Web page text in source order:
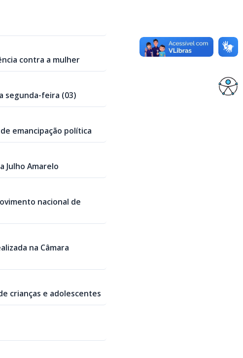
contra a mulher
segunda-feira (03)
emancipação política
Julho Amarelo
nacional de
na Câmara
crianças e adolescentes